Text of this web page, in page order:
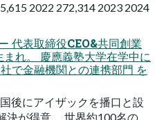
2022 272,314 2023 2024
代表取締役CEO&共同創業
れ。 慶應義塾大学在学中に
で金融機関との連携部門 を
後にアイザックを播口と設
決が得意。 世界約100名の